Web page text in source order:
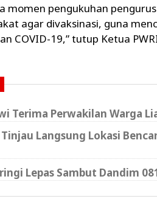
momen pengukuhan
agar divaksinasi, guna
COVID-19,” tutup Ketua
Terima Perwakilan Warga
Tinjau Langsung Lokasi
Lepas Sambut Dandim